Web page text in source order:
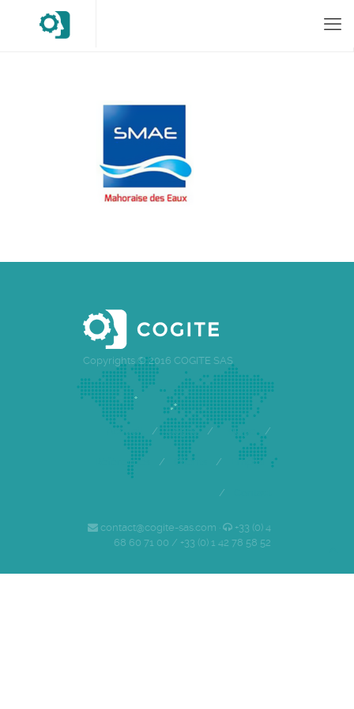
Copyrights © 2016 COGITE SAS
Accueil / Cogite / Equipe /
Références / Clients / Emploi
/
contact@cogite-sas.com ·
+33 (0) 4
68 60 71 00 / +33 (0) 1 42 78 58 52